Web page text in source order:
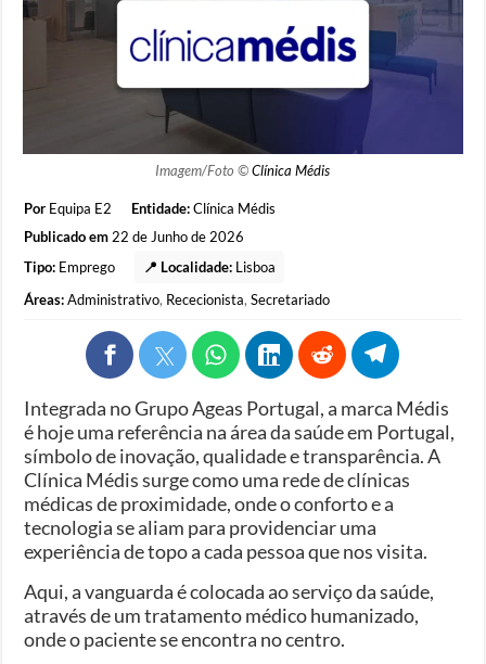
Imagem/Foto ©Clínica Médis
Por Equipa E2 Entidade:Clínica Médis
Publicado em 22 de Junho de 2026
Tipo: Emprego 📍 Localidade: Lisboa
Áreas: Administrativo, Rececionista,Secretariado
Integrada no Grupo Ageas Portugal, a marca Médis
é hoje uma referência na área da saúde em Portugal,
símbolo de inovação, qualidade e transparência. A
Clínica Médis surge como uma rede de clínicas
médicas de proximidade, onde o conforto e a
tecnologia se aliam para providenciar uma
experiência de topo a cada pessoa que nos visita.
Aqui, a vanguarda é colocada ao serviço da saúde,
através de um tratamento médico humanizado,
onde o paciente se encontra no centro.